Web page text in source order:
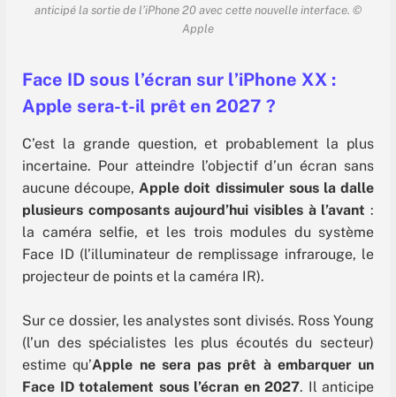
anticipé la sortie de l’iPhone 20 avec cette nouvelle interface. ©
Apple
Face ID sous l’écran sur l’iPhone XX :
Apple sera-t-il prêt en 2027 ?
C’est la grande question, et probablement la plus
incertaine. Pour atteindre l’objectif d’un écran sans
aucune découpe,Apple doit dissimuler sous la dalle
plusieurs composants aujourd’hui visibles à l’avant :
la caméra selfie, et les trois modules du système
Face ID (l’illuminateur de remplissage infrarouge, le
projecteur de points et la caméra IR).
Sur ce dossier, les analystes sont divisés. Ross Young
(l’un des spécialistes les plus écoutés du secteur)
estime qu’Apple ne sera pas prêt à embarquer un
Face ID totalement sous l’écran en 2027. Il anticipe